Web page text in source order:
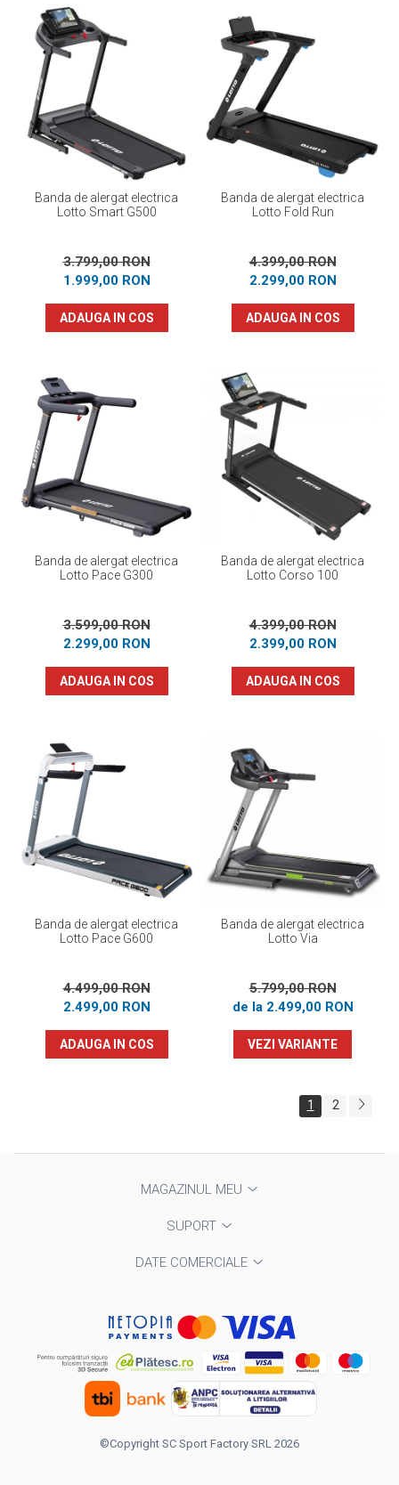
Banda de alergat electrica
Lotto Smart G500
3.799,00 RON
1.999,00 RON
ADAUGA IN COS
Banda de alergat electrica
Lotto Fold Run
4.399,00 RON
2.299,00 RON
ADAUGA IN COS
Banda de alergat electrica
Lotto Pace G300
3.599,00 RON
2.299,00 RON
ADAUGA IN COS
Banda de alergat electrica
Lotto Corso 100
4.399,00 RON
2.399,00 RON
ADAUGA IN COS
Banda de alergat electrica
Lotto Pace G600
4.499,00 RON
2.499,00 RON
ADAUGA IN COS
Banda de alergat electrica
Lotto Via
5.799,00 RON
de la 2.499,00 RON
VEZI VARIANTE
1 2
MAGAZINUL MEU
SUPORT
DATE COMERCIALE
©Copyright SC Sport Factory SRL 2026